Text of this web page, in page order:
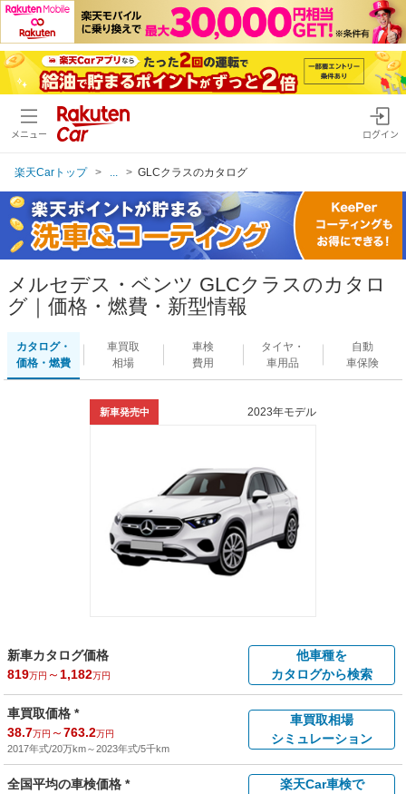
メニュー ログイン
楽天Carトップ GLCクラスのカタログ
メルセデス・ベンツ GLCクラスのカタロ
グ｜価格・燃費・新型情報
カタログ・
価格・燃費
車買取
相場
車検
費用
タイヤ・
車用品
自動
車保険
新車発売中 2023年モデル
新車カタログ価格
819万円 ～ 1,182万円
他車種を
カタログから検索
車買取価格 *
38.7万円 ～763.2万円
2017年式/20万km～2023年式/5千km
車買取相場
シミュレーション
全国平均の車検価格 *
楽天Car車検で